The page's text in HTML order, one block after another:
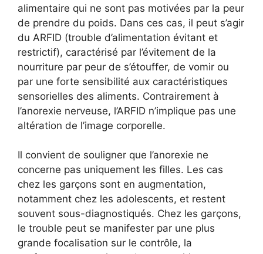
alimentaire qui ne sont pas motivées par la peur
de prendre du poids. Dans ces cas, il peut s’agir
du ARFID (trouble d’alimentation évitant et
restrictif), caractérisé par l’évitement de la
nourriture par peur de s’étouffer, de vomir ou
par une forte sensibilité aux caractéristiques
sensorielles des aliments. Contrairement à
l’anorexie nerveuse, l’ARFID n’implique pas une
altération de l’image corporelle.
Il convient de souligner que l’anorexie ne
concerne pas uniquement les filles. Les cas
chez les garçons sont en augmentation,
notamment chez les adolescents, et restent
souvent sous-diagnostiqués. Chez les garçons,
le trouble peut se manifester par une plus
grande focalisation sur le contrôle, la